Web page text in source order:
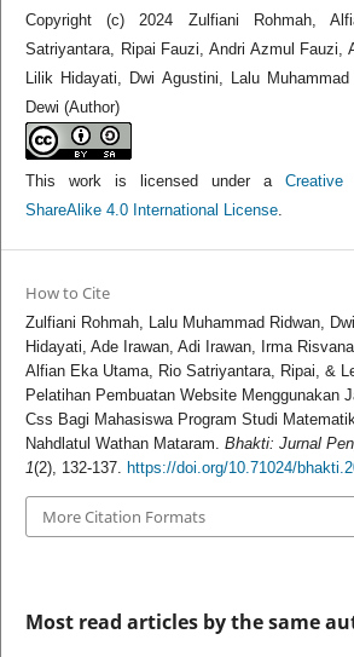
Copyright (c) 2024 Zulfiani Rohmah,
Satriyantara, Ripai Fauzi, Andri Azmul Fauzi,
Lilik Hidayati, Dwi Agustini, Lalu
Dewi (Author)
This work is licensed under aCreative
ShareAlike 4.0 International License.
How to Cite
Zulfiani Rohmah, Lalu Muhammad Ridwan,
Hidayati, Ade Irawan, Adi Irawan, Irma
Alfian Eka Utama, Rio Satriyantara, Ripai, &
Pelatihan Pembuatan Website Menggunakan
Css Bagi Mahasiswa Program Studi
Nahdlatul Wathan Mataram. Bhakti: Jurnal
1(2), 132-137. https://doi.org/10.71024/
More Citation Formats
Most read articles by the same